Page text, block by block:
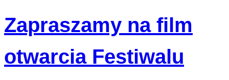
Zapraszamy na film
otwarcia Festiwalu